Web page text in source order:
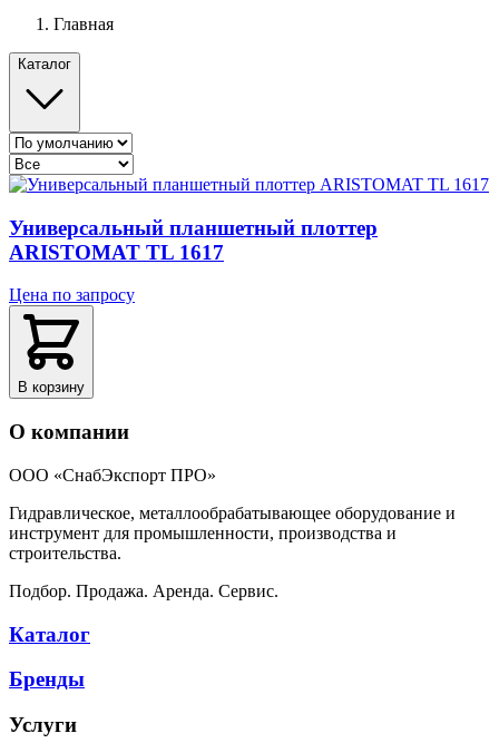
Главная
Каталог
Универсальный планшетный плоттер
ARISTOMAT TL 1617
Цена по запросу
В корзину
О компании
ООО «СнабЭкспорт ПРО»
Гидравлическое, металлообрабатывающее оборудование и
инструмент для промышленности, производства и
строительства.
Подбор. Продажа. Аренда. Сервис.
Каталог
Бренды
Услуги